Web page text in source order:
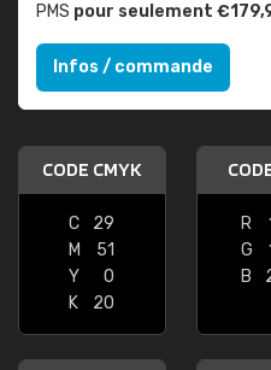
PMS pour seulement
Infos / commande
CODE CMYK
C
29
M
51
Y
0
K
20
R
G
B